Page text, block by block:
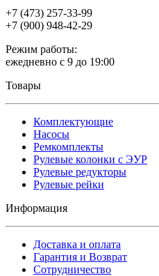
+7 (473) 257-33-99
+7 (900) 948-42-29
Режим работы:
ежедневно с 9 до 19:00
Товары
Комплектующие
Насосы
Ремкомплекты
Рулевые колонки с ЭУР
Рулевые редукторы
Рулевые рейки
Информация
Доставка и оплата
Гарантия и Возврат
Сотрудничество